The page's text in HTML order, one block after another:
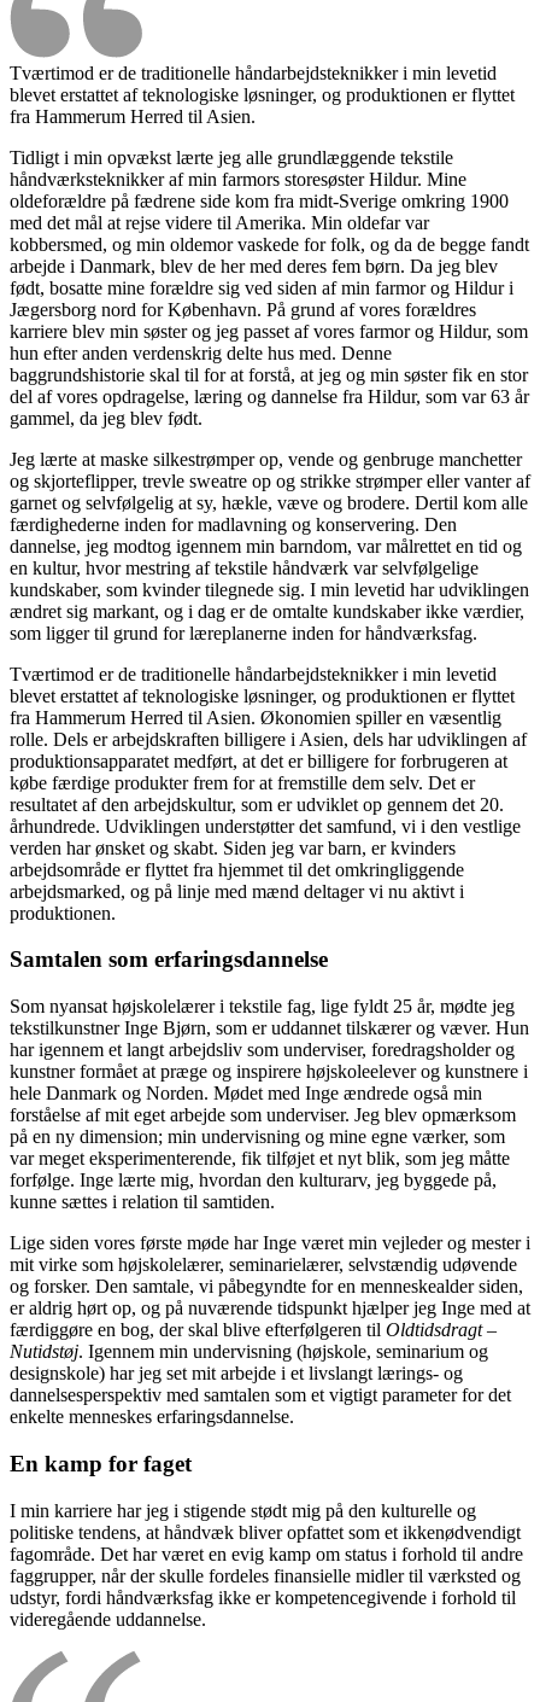
Tværtimod er de traditionelle håndarbejdsteknikker i min levetid
blevet erstattet af teknologiske løsninger, og produktionen er flyttet
fra Hammerum Herred til Asien.
Tidligt i min opvækst lærte jeg alle grundlæggende tekstile
håndværksteknikker af min farmors storesøster Hildur. Mine
oldeforældre på fædrene side kom fra midt-Sverige omkring 1900
med det mål at rejse videre til Amerika. Min oldefar var
kobbersmed, og min oldemor vaskede for folk, og da de begge fandt
arbejde i Danmark, blev de her med deres fem børn. Da jeg blev
født, bosatte mine forældre sig ved siden af min farmor og Hildur i
Jægersborg nord for København. På grund af vores forældres
karriere blev min søster og jeg passet af vores farmor og Hildur, som
hun efter anden verdenskrig delte hus med. Denne
baggrundshistorie skal til for at forstå, at jeg og min søster fik en stor
del af vores opdragelse, læring og dannelse fra Hildur, som var 63 år
gammel, da jeg blev født.
Jeg lærte at maske silkestrømper op, vende og genbruge manchetter
og skjorteflipper, trevle sweatre op og strikke strømper eller vanter af
garnet og selvfølgelig at sy, hækle, væve og brodere. Dertil kom alle
færdighederne inden for madlavning og konservering. Den
dannelse, jeg modtog igennem min barndom, var målrettet en tid og
en kultur, hvor mestring af tekstile håndværk var selvfølgelige
kundskaber, som kvinder tilegnede sig. I min levetid har udviklingen
ændret sig markant, og i dag er de omtalte kundskaber ikke værdier,
som ligger til grund for læreplanerne inden for håndværksfag.
Tværtimod er de traditionelle håndarbejdsteknikker i min levetid
blevet erstattet af teknologiske løsninger, og produktionen er flyttet
fra Hammerum Herred til Asien. Økonomien spiller en væsentlig
rolle. Dels er arbejdskraften billigere i Asien, dels har udviklingen af
produktionsapparatet medført, at det er billigere for forbrugeren at
købe færdige produkter frem for at fremstille dem selv. Det er
resultatet af den arbejdskultur, som er udviklet op gennem det 20.
århundrede. Udviklingen understøtter det samfund, vi i den vestlige
verden har ønsket og skabt. Siden jeg var barn, er kvinders
arbejdsområde er flyttet fra hjemmet til det omkringliggende
arbejdsmarked, og på linje med mænd deltager vi nu aktivt i
produktionen.
Samtalen som erfaringsdannelse
Som nyansat højskolelærer i tekstile fag, lige fyldt 25 år, mødte jeg
tekstilkunstner Inge Bjørn, som er uddannet tilskærer og væver. Hun
har igennem et langt arbejdsliv som underviser, foredragsholder og
kunstner formået at præge og inspirere højskoleelever og kunstnere i
hele Danmark og Norden. Mødet med Inge ændrede også min
forståelse af mit eget arbejde som underviser. Jeg blev opmærksom
på en ny dimension; min undervisning og mine egne værker, som
var meget eksperimenterende, fik tilføjet et nyt blik, som jeg måtte
forfølge. Inge lærte mig, hvordan den kulturarv, jeg byggede på,
kunne sættes i relation til samtiden.
Lige siden vores første møde har Inge været min vejleder og mester i
mit virke som højskolelærer, seminarielærer, selvstændig udøvende
og forsker. Den samtale, vi påbegyndte for en menneskealder siden,
er aldrig hørt op, og på nuværende tidspunkt hjælper jeg Inge med at
færdiggøre en bog, der skal blive efterfølgeren til Oldtidsdragt –
Nutidstøj. Igennem min undervisning (højskole, seminarium og
designskole) har jeg set mit arbejde i et livslangt lærings- og
dannelsesperspektiv med samtalen som et vigtigt parameter for det
enkelte menneskes erfaringsdannelse.
En kamp for faget
I min karriere har jeg i stigende stødt mig på den kulturelle og
politiske tendens, at håndvæk bliver opfattet som et ikkenødvendigt
fagområde. Det har været en evig kamp om status i forhold til andre
faggrupper, når der skulle fordeles finansielle midler til værksted og
udstyr, fordi håndværksfag ikke er kompetencegivende i forhold til
videregående uddannelse.